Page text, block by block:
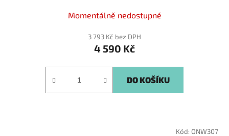
Momentálně nedostupné
3 793 Kč bez DPH
4 590 Kč
DO KOŠÍKU
Kód: ONW307